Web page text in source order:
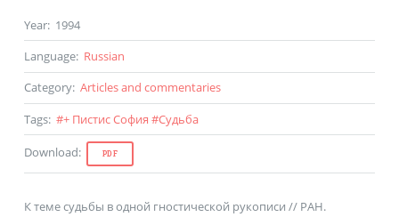
Year: 1994
Language: Russian
Category: Articles and commentaries
Tags: #+ Пистис София #Судьба
Download: PDF
К теме судьбы в одной гностической рукописи // РАН.